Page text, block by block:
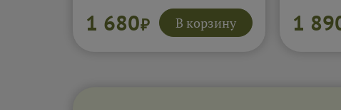
Увеличенный слой начинки
делает вкус особенно
насыщенным и бархатистым.
1 680₽ В корзину начинки
мягким
1